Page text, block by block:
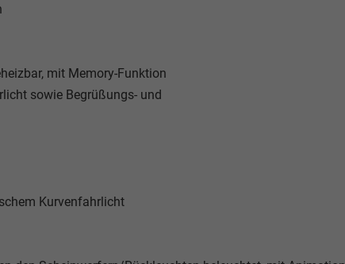
mit Memory-Funktion
sowie Begrüßungs- und
Kurvenfahrlicht